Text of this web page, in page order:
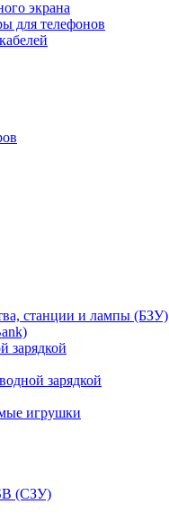
экрана
для телефонов
станции и лампы (БЗУ)
зарядкой
зарядкой
игрушки
(СЗУ)